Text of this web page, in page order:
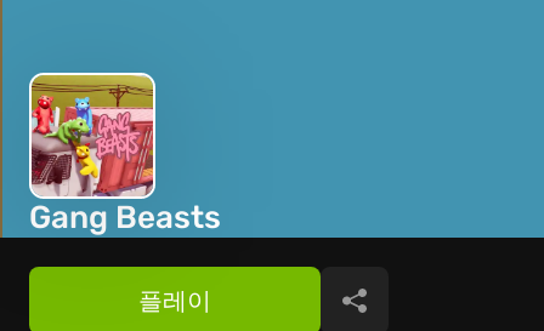
Gang Beasts
플레이 공유